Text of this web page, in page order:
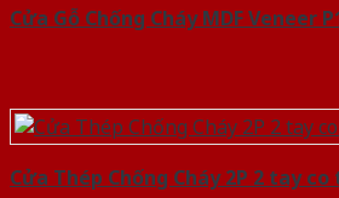
Cửa Gỗ Chống Cháy MDF Veneer
Cửa Thép Chống Cháy 2P 2 tay co